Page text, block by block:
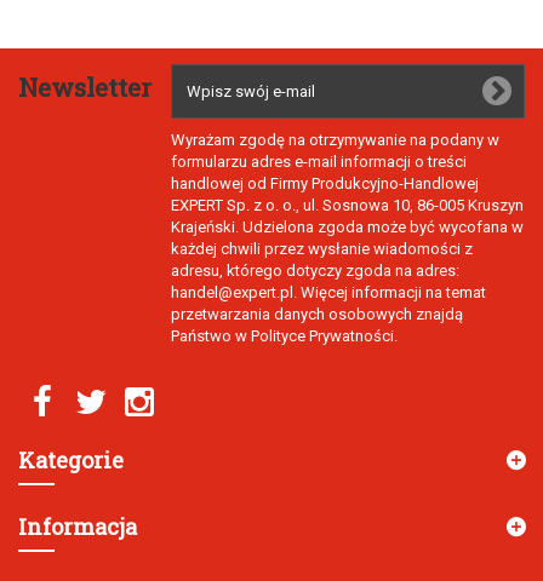
Newsletter
Wyrażam zgodę na otrzymywanie na podany w
formularzu adres e-mail informacji o treści
handlowej od Firmy Produkcyjno-Handlowej
EXPERT Sp. z o. o., ul. Sosnowa 10, 86-005 Kruszyn
Krajeński. Udzielona zgoda może być wycofana w
każdej chwili przez wysłanie wiadomości z
adresu, którego dotyczy zgoda na adres:
handel@expert.pl. Więcej informacji na temat
przetwarzania danych osobowych znajdą
Państwo w Polityce Prywatności.
Kategorie
Informacja